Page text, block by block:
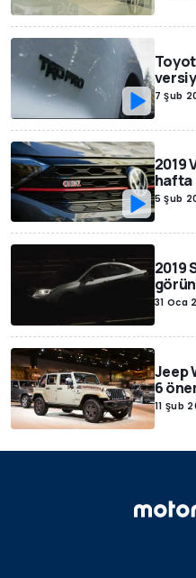
7 Şub
2019
hafta
5 Şub
2019
31 Oca
Jeep
6
11 Şub